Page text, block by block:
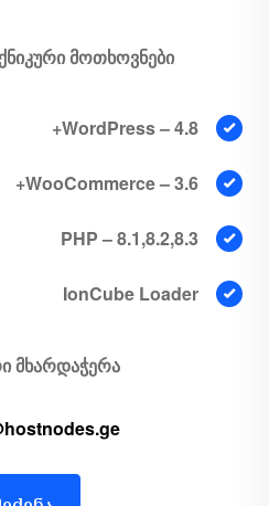
მოთხოვნები
WordPress –4.8+
WooCommerce –3.6+
PHP –8.1,8.2,8.3
IonCube Loader
მხარდაჭერა